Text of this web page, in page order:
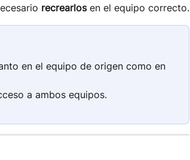
recrearlos en el equipo correcto.
en el equipo de origen como en
a ambos equipos.